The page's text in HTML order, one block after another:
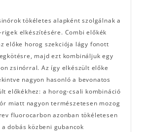
tökéletes alapként szolgálnak a
rigek elkészítésére. Combi előkék
előke horog szekciója lágy fonott
majd ezt kombináljuk egy
zsinórral. Az így elkészült előke
nagyon hasonló a bevonatos
előkékhez: a horog-csali kombináció
miatt nagyon természetesen mozog
fluorocarbon azonban tökéletesen
dobás közbeni gubancok